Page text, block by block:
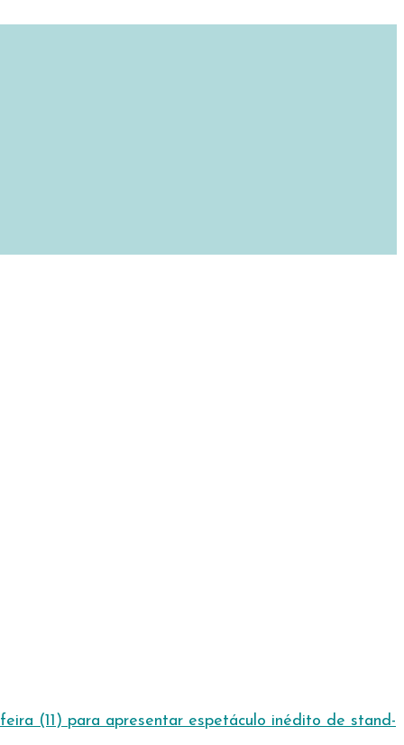
(11) para apresentar espetáculo inédito de stand-